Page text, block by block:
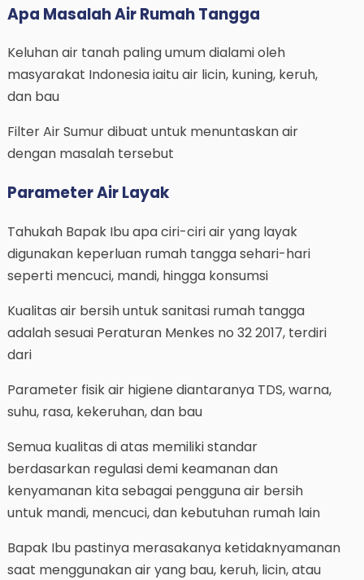
Apa Masalah Air Rumah Tangga
Keluhan air tanah paling umum dialami oleh
masyarakat Indonesia iaitu air licin, kuning, keruh,
dan bau
Filter Air Sumur dibuat untuk menuntaskan air
dengan masalah tersebut
Parameter Air Layak
Tahukah Bapak Ibu apa ciri-ciri air yang layak
digunakan keperluan rumah tangga sehari-hari
seperti mencuci, mandi, hingga konsumsi
Kualitas air bersih untuk sanitasi rumah tangga
adalah sesuai Peraturan Menkes no 32 2017, terdiri
dari
Parameter fisik air higiene diantaranya TDS, warna,
suhu, rasa, kekeruhan, dan bau
Semua kualitas di atas memiliki standar
berdasarkan regulasi demi keamanan dan
kenyamanan kita sebagai pengguna air bersih
untuk mandi, mencuci, dan kebutuhan rumah lain
Bapak Ibu pastinya merasakanya ketidaknyamanan
saat menggunakan air yang bau, keruh, licin, atau